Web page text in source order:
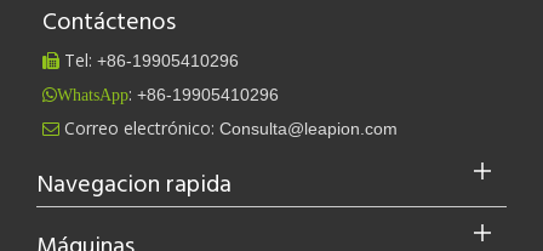
Leapion actualmente exhibe sus equipos láser en el stand 18.1E12 de la Feria de Cantón.
Contáctenos
 Tel: +86-19905410296
WhatsApp: +86-19905410296
 Correo electrónico: Consulta@leapion.com
Navegacion rapida
Máquinas